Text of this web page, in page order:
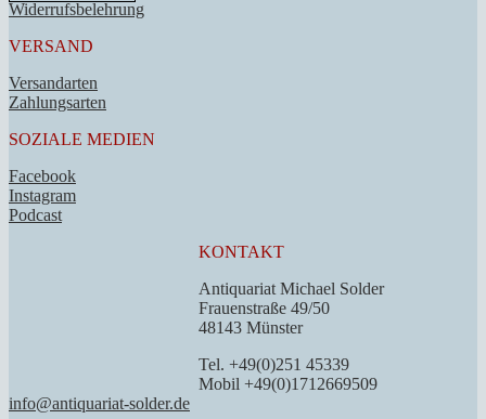
Widerrufsbelehrung
VERSAND
Versandarten
Zahlungsarten
SOZIALE MEDIEN
Facebook
Instagram
Podcast
KONTAKT
Antiquariat Michael Solder
Frauenstraße 49/50
48143 Münster
Tel. +49(0)251 45339
Mobil +49(0)1712669509
info@antiquariat-solder.de